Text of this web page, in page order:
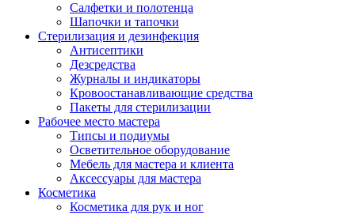
Салфетки и полотенца
Шапочки и тапочки
Стерилизация и дезинфекция
Антисептики
Дезсредства
Журналы и индикаторы
Кровоостанавливающие средства
Пакеты для стерилизации
Рабочее место мастера
Типсы и подиумы
Осветительное оборудование
Мебель для мастера и клиента
Аксессуары для мастера
Косметика
Косметика для рук и ног